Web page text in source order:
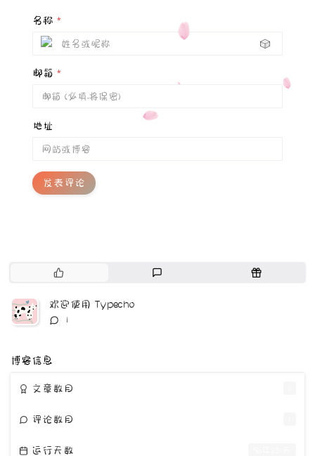
名称 *
🎲
邮箱 *
地址
发表评论
热
文
章
随
欢迎使用 Typecho
评1
博客信息
文章数目
评论数目
运行天数